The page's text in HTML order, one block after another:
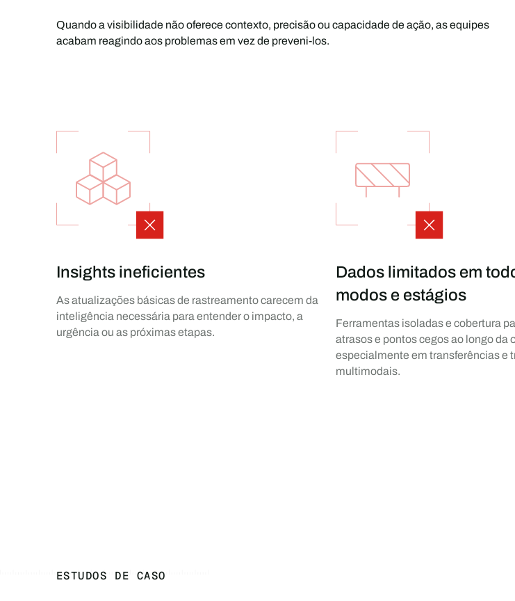
Quando a visibilidade não oferece contexto, precisão ou capacidade de ação, as equipes
acabam reagindo aos problemas em vez de preveni-los.
Insights ineficientes
As atualizações básicas de rastreamento carecem da
inteligência necessária para entender o impacto, a
urgência ou as próximas etapas.
Dados limitados em
modos e estágios
Ferramentas isoladas e cobertura
atrasos e pontos cegos ao longo da
especialmente em transferências e
multimodais.
ESTUDOS DE CASO